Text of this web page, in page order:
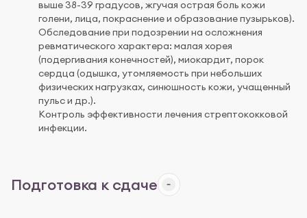
выше 38-39 градусов, жгучая острая боль кожи
голени, лица, покраснение и образование пузырьков).
Обследование при подозрении на осложнения
ревматического характера: малая хорея
(подергивания конечностей), миокардит, порок
сердца (одышка, утомляемость при небольших
физических нагрузках, синюшность кожи, учащенный
пульс и др.).
Контроль эффективности лечения стрептококковой
инфекции.
Подготовка к сдаче